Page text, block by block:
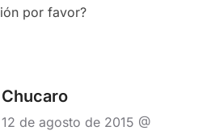
por favor?
Chucaro
12 de agosto de 2015 @